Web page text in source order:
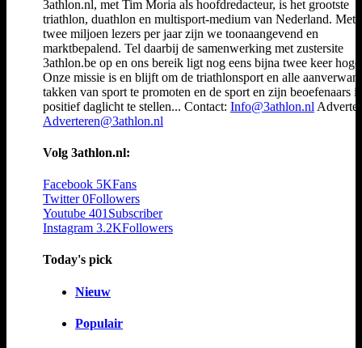
3athlon.nl, met Tim Moria als hoofdredacteur, is het grootste
triathlon, duathlon en multisport-medium van Nederland. Met
twee miljoen lezers per jaar zijn we toonaangevend en
marktbepalend. Tel daarbij de samenwerking met zustersite
3athlon.be op en ons bereik ligt nog eens bijna twee keer
Onze missie is en blijft om de triathlonsport en alle
takken van sport te promoten en de sport en zijn beoefenaars
positief daglicht te stellen... Contact: Info@3athlon.nl
Adverteren@3athlon.nl
Volg 3athlon.nl:
Facebook 5KFans
Twitter 0Followers
Youtube 401 Subscriber
Instagram 3.2KFollowers
Today's pick
Nieuw
Populair